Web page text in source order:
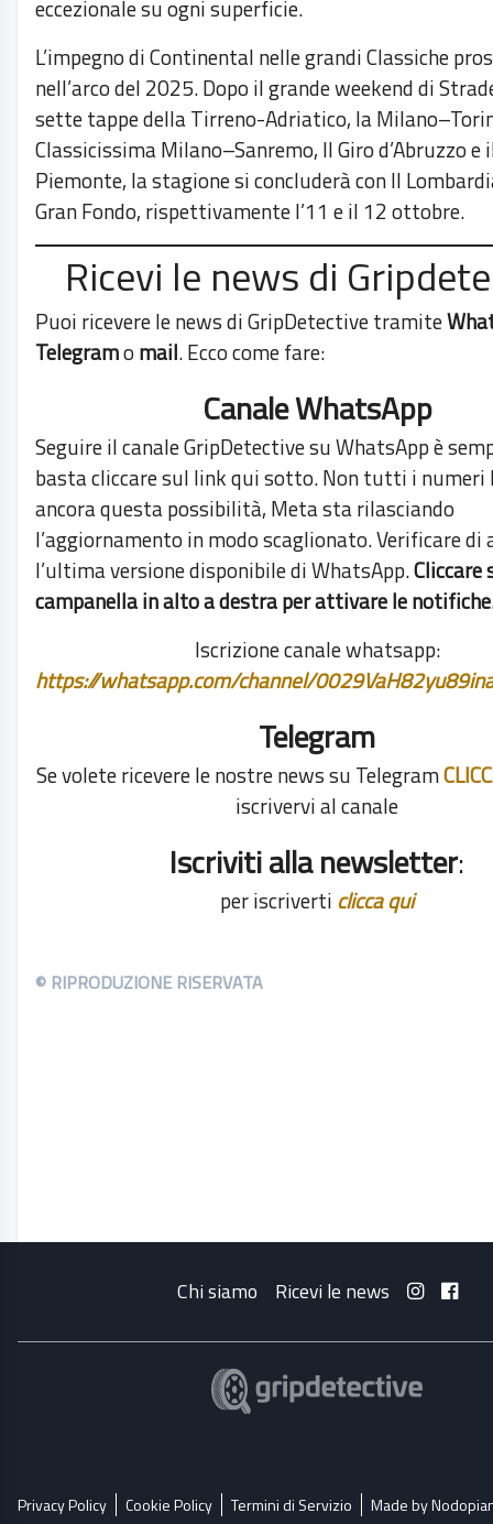
eccezionale su ogni superficie.
L’impegno di Continental nelle grandi Classiche
nell’arco del 2025. Dopo il grande weekend di
sette tappe della Tirreno-Adriatico, la
Classicissima Milano–Sanremo, Il Giro d’Abruzzo e
Piemonte, la stagione si concluderà con Il
Gran Fondo, rispettivamente l’11 e il 12 ottobre.
Ricevi le news di
Puoi ricevere le news di GripDetective tramite
Telegramomail. Ecco come fare:
Canale WhatsApp
Seguire il canale GripDetective su WhatsApp è
basta cliccare sul link qui sotto. Non tutti i numeri
ancora questa possibilità, Meta sta rilasciando
l’aggiornamento in modo scaglionato. Verificare di
l’ultima versione disponibile di WhatsApp.Cliccare
campanella in alto a destra per attivare le
Iscrizione canale whatsapp:
https://whatsapp.com/channel/
Telegram
Se volete ricevere le nostre news su Telegram
iscrivervi al canale
Iscriviti alla newsletter:
per iscriverti clicca qui
© RIPRODUZIONE RISERVATA
Chi siamo Ricevi le news
Privacy Policy Cookie Policy Termini di Servizio Made by